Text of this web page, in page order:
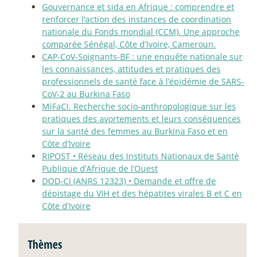
Gouvernance et sida en Afrique : comprendre et
renforcer l’action des instances de coordination
nationale du Fonds mondial (CCM). Une approche
comparée Sénégal, Côte d’Ivoire, Cameroun.
CAP-CoV-Soignants-BF : une enquête nationale sur
les connaissances, attitudes et pratiques des
professionnels de santé face à l’épidémie de SARS-
CoV-2 au Burkina Faso
MiFaCI. Recherche socio-anthropologique sur les
pratiques des avortements et leurs conséquences
sur la santé des femmes au Burkina Faso et en
Côte d’Ivoire
RIPOST • Réseau des Instituts Nationaux de Santé
Publique d’Afrique de l’Ouest
DOD-CI (ANRS 12323) • Demande et offre de
dépistage du VIH et des hépatites virales B et C en
Côte d’Ivoire
Thèmes